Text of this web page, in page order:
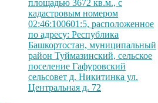
площадью 3672 кв.м., с
кадастровым номером
02:46:100601:5, расположенное
по адресу: Республика
Башкортостан, муниципальный
район Туймазинский, сельское
поселение Гафуровский
сельсовет д. Никитинка ул.
Центральная д. 72